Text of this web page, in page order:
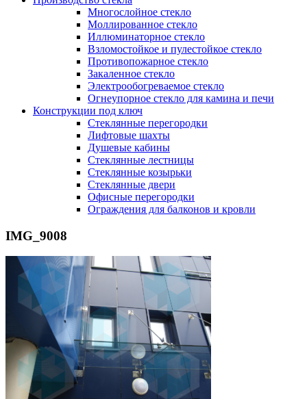
Многослойное стекло
Моллированное стекло
Иллюминаторное стекло
Взломостойкое и пулестойкое стекло
Противопожарное стекло
Закаленное стекло
Электрообогреваемое стекло
Огнеупорное стекло для камина и печи
Конструкции под ключ
Стеклянные перегородки
Лифтовые шахты
Душевые кабины
Cтеклянные лестницы
Cтеклянные козырьки
Cтеклянные двери
Офисные перегородки
Ограждения для балконов и кровли
IMG_9008